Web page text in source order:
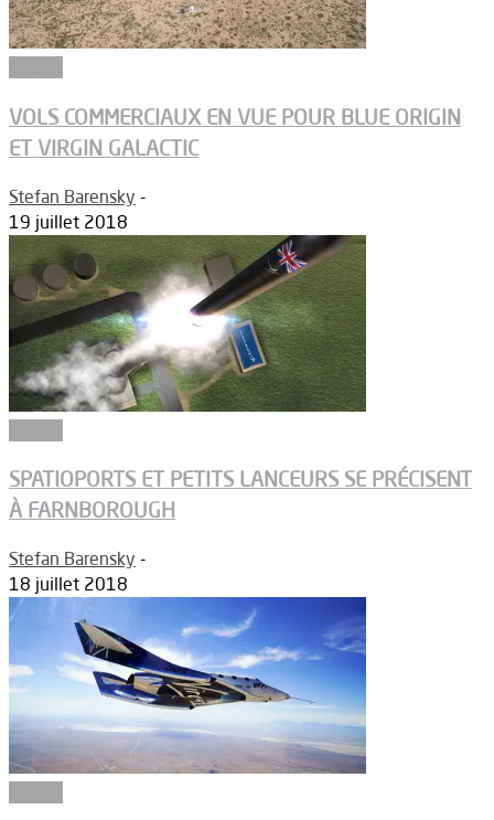
VOLS COMMERCIAUX EN VUE POUR BLUE ORIGIN
ET VIRGIN GALACTIC
Stefan Barensky -
19 juillet 2018
SPATIOPORTS ET PETITS LANCEURS SE PRÉCISENT
À FARNBOROUGH
Stefan Barensky -
18 juillet 2018